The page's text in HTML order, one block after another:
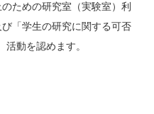
ための研究室（実験室）利
「学生の研究に関する可否
動を認めます。